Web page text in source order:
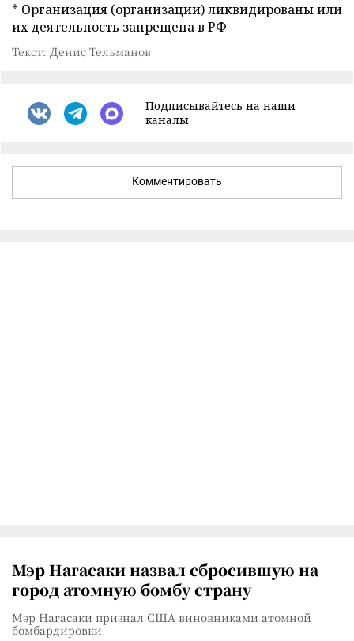
* Организация (организации) ликвидированы или
их деятельность запрещена в РФ
Текст: Денис Тельманов
Подписывайтесь на наши
каналы
Комментировать
Мэр Нагасаки назвал сбросившую на
город атомную бомбу страну
Мэр Нагасаки признал США виновниками атомной
бомбардировки